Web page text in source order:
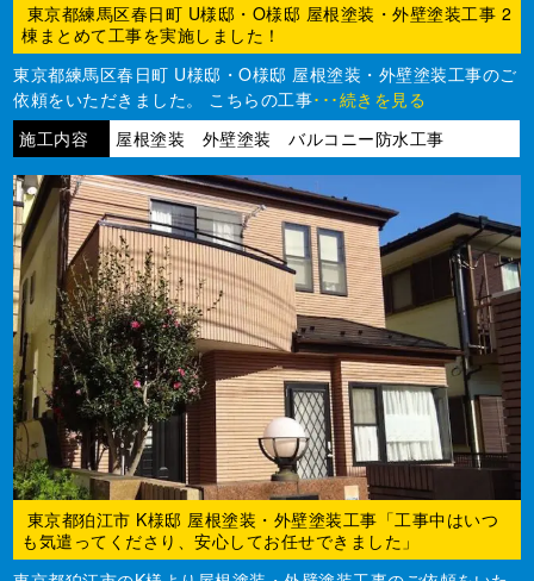
東京都練馬区春日町 U様邸・O様邸 屋根塗装・外壁塗装工事 2
棟まとめて工事を実施しました！
東京都練馬区春日町 U様邸・O様邸 屋根塗装・外壁塗装工事のご
依頼をいただきました。 こちらの工事･･･続きを見る
施工内容
屋根塗装 外壁塗装 バルコニー防水工事
東京都狛江市 K様邸 屋根塗装・外壁塗装工事「工事中はいつ
も気遣ってくださり、安心してお任せできました」